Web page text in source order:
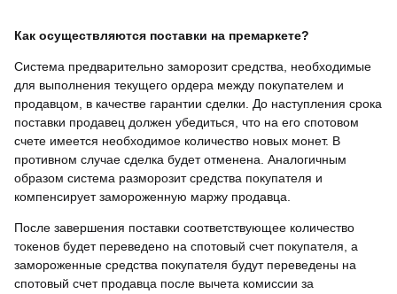
Как осуществляются поставки на премаркете?
Система предварительно заморозит средства, необходимые
для выполнения текущего ордера между покупателем и
продавцом, в качестве гарантии сделки. До наступления срока
поставки продавец должен убедиться, что на его спотовом
счете имеется необходимое количество новых монет. В
противном случае сделка будет отменена. Аналогичным
образом система разморозит средства покупателя и
компенсирует замороженную маржу продавца.
После завершения поставки соответствующее количество
токенов будет переведено на спотовый счет покупателя, а
замороженные средства покупателя будут переведены на
спотовый счет продавца после вычета комиссии за